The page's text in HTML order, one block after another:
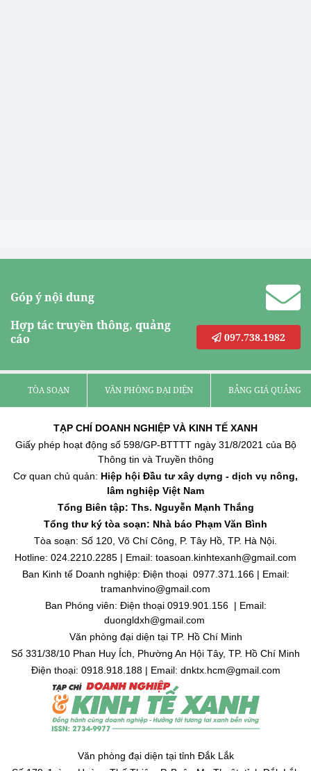
Góp ý nội dung
Hợp tác truyền thông, quảng
cáo
097.738.1982
TÒA SOẠN VĂN PHÒNG ĐẠI DIỆN BẢNG GIÁ QUẢNG
TẠP CHÍ DOANH NGHIỆP VÀ KINH TẾ XANH
Giấy phép hoạt động số 598/GP-BTTTT ngày 31/8/2021 của Bộ
Thông tin và Truyền thông
Cơ quan chủ quản: Hiệp hội Đầu tư xây dựng - dịch vụ nông,
lâm nghiệp Việt Nam
Tổng Biên tập: Ths. Nguyễn Mạnh Thắng
Tổng thư ký tòa soạn: Nhà báo Phạm Văn Bình
Tòa soạn: Số 120, Võ Chí Công, P. Tây Hồ, TP. Hà Nội.
Hotline: 024.2210.2285 | Email: toasoan.kinhtexanh@gmail.com
Ban Kinh tế Doanh nghiệp: Điện thoại 0977.371.166 | Email:
tramanhvino@gmail.com
Ban Phóng viên: Điện thoại 0919.901.156 | Email:
duongldxh@gmail.com
Văn phòng đại diện tại TP. Hồ Chí Minh
Số 331/38/10 Phan Huy Ích, Phường An Hội Tây, TP. Hồ Chí Minh
Điện thoại: 0918.918.188 | Email: dnktx.hcm@gmail.com
Văn phòng đại diện tại tỉnh Đắk Lắk